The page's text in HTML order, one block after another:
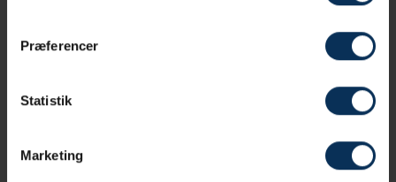
Præferencer
Statistik
Marketing
Sauerkraut
Læs mere